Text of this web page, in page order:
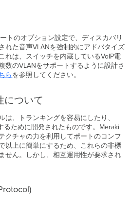
トのオプション設定で、ディスカバリ
れた音声VLANを強制的にアドバタイズ
れは、スイッチを内蔵しているVoIP電
数のVLANをサポートするように設計さ
らを参照してください。
について
は、トランキングを容易にしたり、
るために開発されたものです。Meraki
クチャの力を利用してポートのコンフ
以上に簡単にするため、これらの非標
せん。しかし、相互運用性が要求され